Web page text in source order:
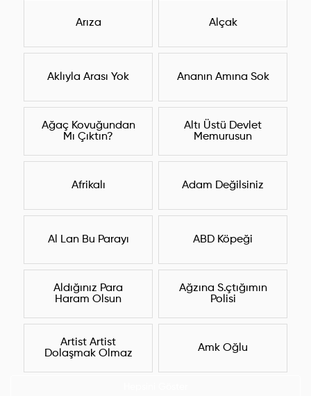
Arıza Alçak
Aklıyla Arası Yok Ananın Amına Sok
Ağaç Kovuğundan
Mı Çıktın?
Altı Üstü Devlet
Memurusun
Afrikalı Adam Değilsiniz
Al Lan Bu Parayı ABD Köpeği
Aldığınız Para
Haram Olsun
Ağzına S.çtığımın
Polisi
Artist Artist
Dolaşmak Olmaz
Amk Oğlu